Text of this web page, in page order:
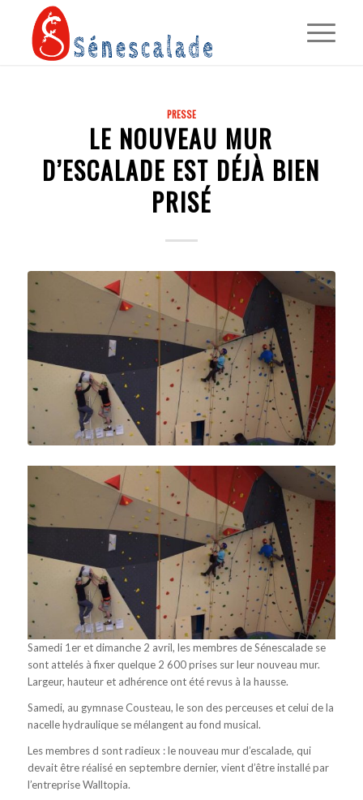
PRESSE
LE NOUVEAU MUR
D’ESCALADE EST DÉJÀ BIEN
PRISÉ
Samedi 1er et dimanche 2 avril, les membres de Sénescalade se
sont attelés à fixer quelque 2 600 prises sur leur nouveau mur.
Largeur, hauteur et adhérence ont été revus à la hausse.
Samedi, au gymnase Cousteau, le son des perceuses et celui de la
nacelle hydraulique se mélangent au fond musical.
Les membres d sont radieux : le nouveau mur d’escalade, qui
devait être réalisé en septembre dernier, vient d’être installé par
l’entreprise Walltopia.